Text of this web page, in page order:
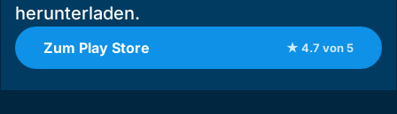
herunterladen.
Zum Play Store ★ 4.7 von 5